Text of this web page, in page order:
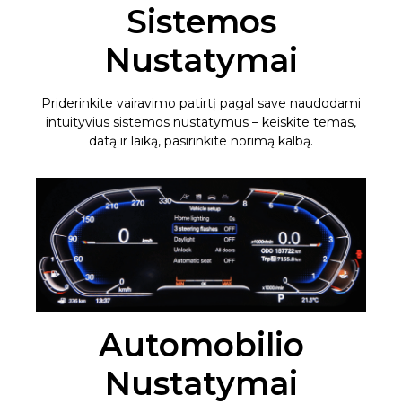
Sistemos
Nustatymai
Priderinkite vairavimo patirtį pagal save naudodami
intuityvius sistemos nustatymus – keiskite temas,
datą ir laiką, pasirinkite norimą kalbą.
Automobilio
Nustatymai